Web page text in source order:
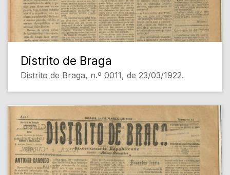
Distrito de Braga
Distrito de Braga, n.º 0011, de 23/03/1922.